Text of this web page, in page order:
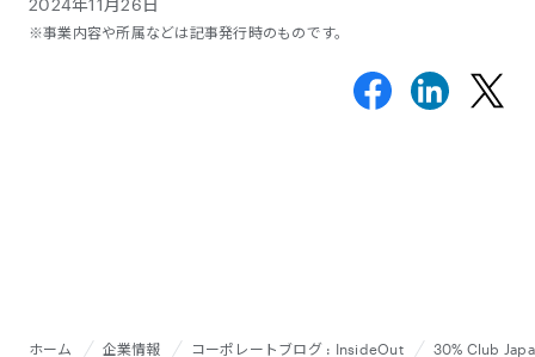
※事業内容や所属などは記事発行時のものです。
ホーム 企業情報 コーポレートブログ : InsideOut 30% Club